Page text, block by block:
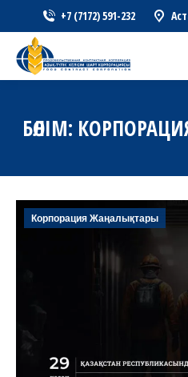
+7 (7172) 591-232
БӨЛІМ:
Корпорация Жаңалықтары